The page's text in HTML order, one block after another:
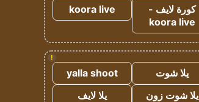
كورة لايف -
koora live
koora live
!
يلا شوت
yalla shoot
يلا شوت زون
يلا لايف